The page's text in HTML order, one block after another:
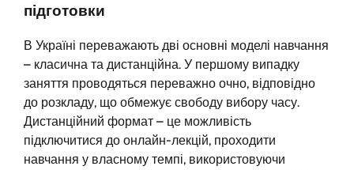
підготовки
В Україні переважають дві основні моделі навчання
– класична та дистанційна. У першому випадку
заняття проводяться переважно очно, відповідно
до розкладу, що обмежує свободу вибору часу.
Дистанційний формат – це можливість
підключитися до онлайн-лекцій, проходити
навчання у власному темпі, використовуючи